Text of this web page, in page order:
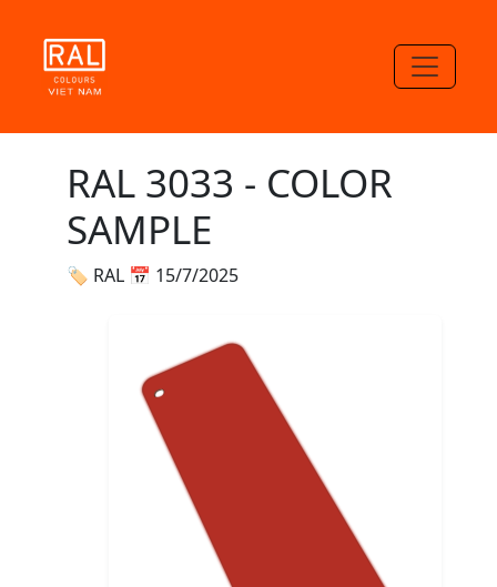
RAL 3033 - COLOR
SAMPLE
🏷 RAL 📅 15/7/2025